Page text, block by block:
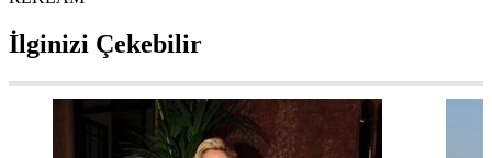
İlginizi Çekebilir